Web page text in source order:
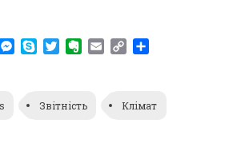
Messenger
SkypeTwitterEvernote
EmailCopy
Звітність Клімат